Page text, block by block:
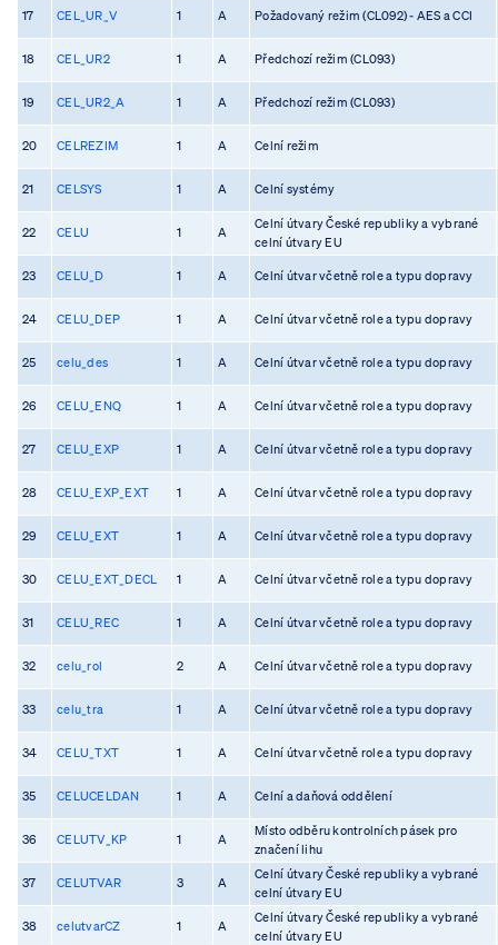
17 CEL_UR_V 1 A Požadovaný režim (CL092) - AES a CCI
18 CEL_UR2 1 A Předchozí režim (CL093)
19 CEL_UR2_A 1 A Předchozí režim (CL093)
20 CELREZIM 1 A Celní režim
21 CELSYS 1 A Celní systémy
22 CELU 1 A
Celní útvary České republiky a vybrané
celní útvary EU
23 CELU_D 1 A Celní útvar včetně role a typu dopravy
24 CELU_DEP 1 A Celní útvar včetně role a typu dopravy
25 celu_des 1 A Celní útvar včetně role a typu dopravy
26 CELU_ENQ 1 A Celní útvar včetně role a typu dopravy
27 CELU_EXP 1 A Celní útvar včetně role a typu dopravy
28 CELU_EXP_EXT 1 A Celní útvar včetně role a typu dopravy
29 CELU_EXT 1 A Celní útvar včetně role a typu dopravy
30 CELU_EXT_DECL 1 A Celní útvar včetně role a typu dopravy
31 CELU_REC 1 A Celní útvar včetně role a typu dopravy
32 celu_rol 2 A Celní útvar včetně role a typu dopravy
33 celu_tra 1 A Celní útvar včetně role a typu dopravy
34 CELU_TXT 1 A Celní útvar včetně role a typu dopravy
35 CELUCELDAN 1 A Celní a daňová oddělení
36 CELUTV_KP 1 A
Místo odběru kontrolních pásek pro
značení lihu
37 CELUTVAR 3 A
Celní útvary České republiky a vybrané
celní útvary EU
38 celutvarCZ 1 A
Celní útvary České republiky a vybrané
celní útvary EU